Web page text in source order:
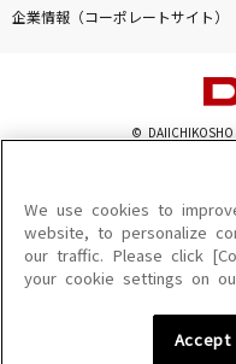
サブマリンユース
DAMの
企業情報（コーポレートサイト）
©
このサイトに掲載されている一切の
を問わず、著作権法の定める範囲を
を禁じます。
楽曲及びコンテンツは、機種により
楽曲及びコンテンツの配信日、配信
We use cookies to
website, to personalize
our traffic. Please click
your cookie settings on
Accept